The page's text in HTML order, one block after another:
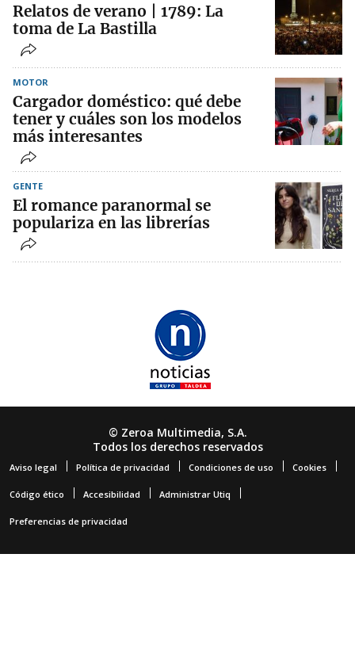
Relatos de verano | 1789: La
toma de La Bastilla
MOTOR
Cargador doméstico: qué debe
tener y cuáles son los modelos
más interesantes
GENTE
El romance paranormal se
populariza en las librerías
© Zeroa Multimedia, S.A.
Todos los derechos reservados
Aviso legal Política de privacidad Condiciones de uso Cookies
Código ético Accesibilidad Administrar Utiq
Preferencias de privacidad